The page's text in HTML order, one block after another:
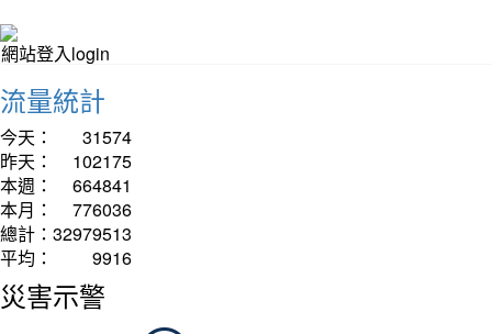
網站登入login
流量統計
今天：
31574
昨天：
102175
本週：
664841
本月：
776036
總計： 32979513
平均：
9916
災害示警